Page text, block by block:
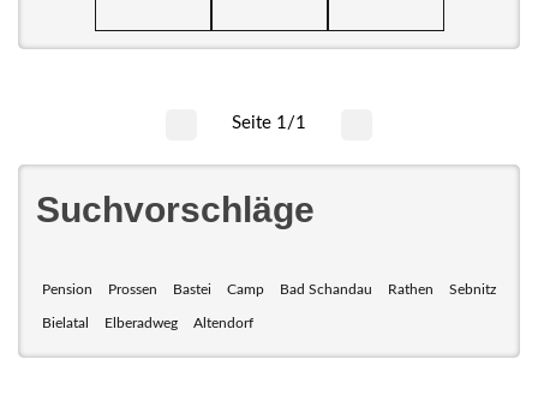
Seite 1/1
Suchvorschläge
Pension Prossen Bastei Camp Bad Schandau Rathen Sebnitz
Bielatal Elberadweg Altendorf